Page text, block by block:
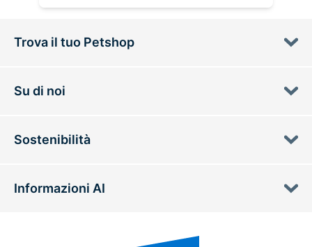
Trova il tuo Petshop
Su di noi
Sostenibilità
Informazioni AI